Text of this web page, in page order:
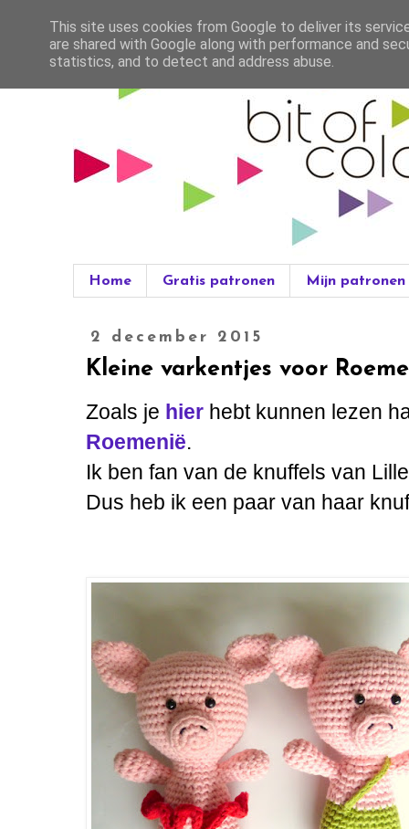
Home Gratis patronen Mijn patronen
2 december 2015
Kleine varkentjes voor
Zoals je hier hebt kunnen lezen
Roemenië.
Ik ben fan van de knuffels van
Dus heb ik een paar van haar
This site uses cookies from Google to deliver its
are shared with Google along with performance and
statistics, and to detect and address abuse.